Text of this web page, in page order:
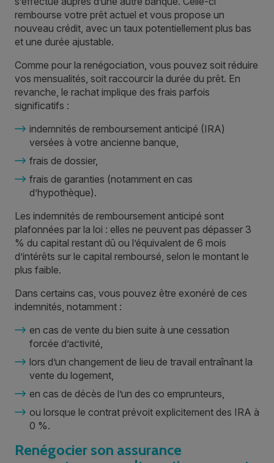
rembourse votre prêt actuel et vous propose un
nouveau crédit, avec un taux potentiellement plus bas
et une durée ajustable.
Comme pour la renégociation, vous pouvez soit réduire
vos mensualités, soit raccourcir la durée du prêt. En
revanche, le rachat implique des frais parfois
significatifs :
indemnités de remboursement anticipé (IRA)
versées à votre ancienne banque,
frais de dossier,
frais de garanties (notamment en cas
d’hypothèque).
Les indemnités de remboursement anticipé sont
plafonnées par la loi : elles ne peuvent pas dépasser 3
% du capital restant dû ou l’équivalent de 6 mois
d’intérêts sur le capital remboursé, selon le montant le
plus faible.
Dans certains cas, vous pouvez être exonéré de ces
indemnités, notamment :
en cas de vente du bien suite à une cessation
forcée d’activité,
lors d’un changement de lieu de travail entraînant la
vente du logement,
en cas de décès de l’un des co emprunteurs,
ou lorsque le contrat prévoit explicitement des IRA à
0 %.
Renégocier son assurance